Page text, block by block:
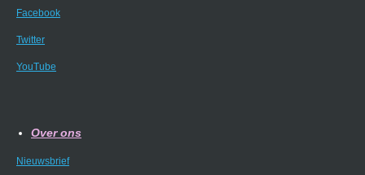
Facebook
Twitter
YouTube
Over ons
Nieuwsbrief